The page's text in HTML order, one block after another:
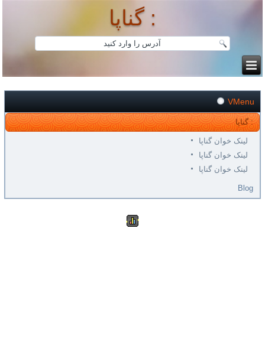
گناپا :
VMenu
گناپا :
لینک خوان گناپا
لینک خوان گناپا
لینک خوان گناپا
Blog